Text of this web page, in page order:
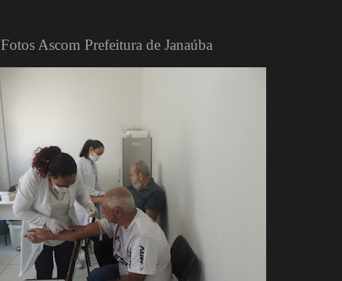
Fotos Ascom Prefeitura de Janaúba